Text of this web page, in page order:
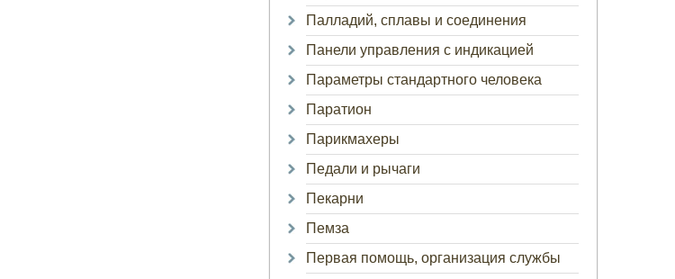
Палладий, сплавы и соединения
Панели управления с индикацией
Параметры стандартного человека
Паратион
Парикмахеры
Педали и рычаги
Пекарни
Пемза
Первая помощь, организация службы